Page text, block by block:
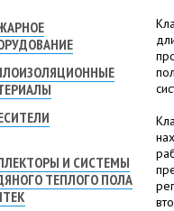
И СИСТЕМЫ
ТЕПЛОГО ПОЛА